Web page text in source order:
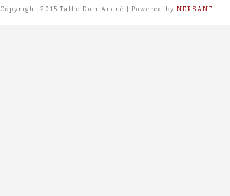
Copyright 2015 Talho Dom André | Powered by NERSANT